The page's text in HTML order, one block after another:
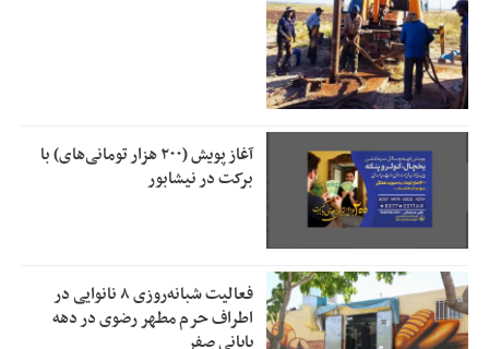
آغاز پویش (۲۰۰ هزار تومانی‌های) با
برکت در نیشابور
فعالیت شبانه‌روزی ۸ نانوایی در
اطراف حرم مطهر رضوی در دهه
پایانی صفر